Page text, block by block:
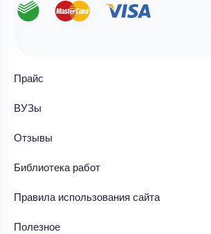
Прайс
ВУЗы
Отзывы
Библиотека работ
Правила использования сайта
Полезное